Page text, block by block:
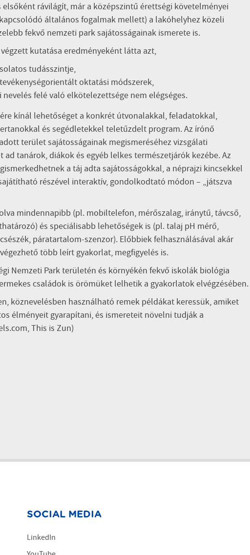
rávilágít, már a középszintű érettségi követelményei
általános fogalmak mellett) a lakóhelyhez közeli
fekvő nemzeti park sajátosságainak ismerete is.
kutatása eredményeként látta azt,
tudásszintje,
oktatási módszerek,
felé való elkötelezettsége nem elégséges.
kínál lehetőséget a konkrét útvonalakkal, feladatokkal,
és segédletekkel teletűzdelt program. Az írónő
terület sajátosságainak megismeréséhez vizsgálati
tanárok, diákok és egyéb lelkes természetjárók kezébe. Az
a táj adta sajátosságokkal, a néprajzi kincsekkel
részével interaktív, gondolkodtató módon – „játszva
mindennapibb (pl. mobiltelefon, mérőszalag, iránytű, távcső,
és speciálisabb lehetőségek is (pl. talaj pH mérő,
páratartalom-szenzor). Előbbiek felhasználásával akár
több leírt gyakorlat, megfigyelés is.
Nemzeti Park területén és környékén fekvő iskolák biológia
családok is örömüket lelhetik a gyakorlatok elvégzésében.
köznevelésben használható remek példákat keressük, amiket
élményeit gyarapítani, és ismereteit növelni tudják a
This is Zun)
SOCIAL MEDIA
LinkedIn